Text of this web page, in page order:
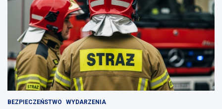
BEZPIECZEŃSTWO WYDARZENIA